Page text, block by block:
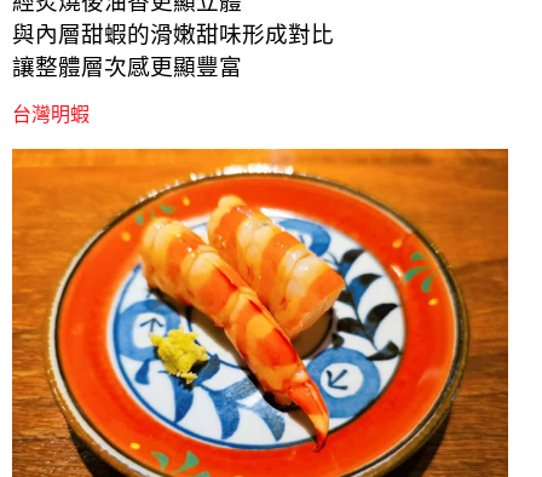
與內層甜蝦的滑嫩甜味形成對比
讓整體層次感更顯豐富
台灣明蝦